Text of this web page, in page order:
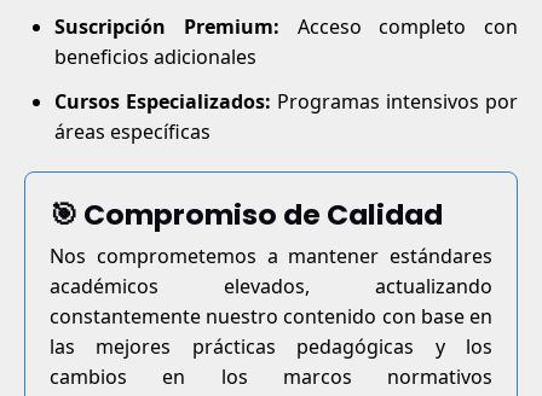
Suscripción Premium: Acceso completo con
beneficios adicionales
Cursos Especializados: Programas intensivos por
áreas específicas
🎯 Compromiso de Calidad
Nos comprometemos a mantener estándares
académicos elevados, actualizando
constantemente nuestro contenido con base en
las mejores prácticas pedagógicas y los
cambios en los marcos normativos